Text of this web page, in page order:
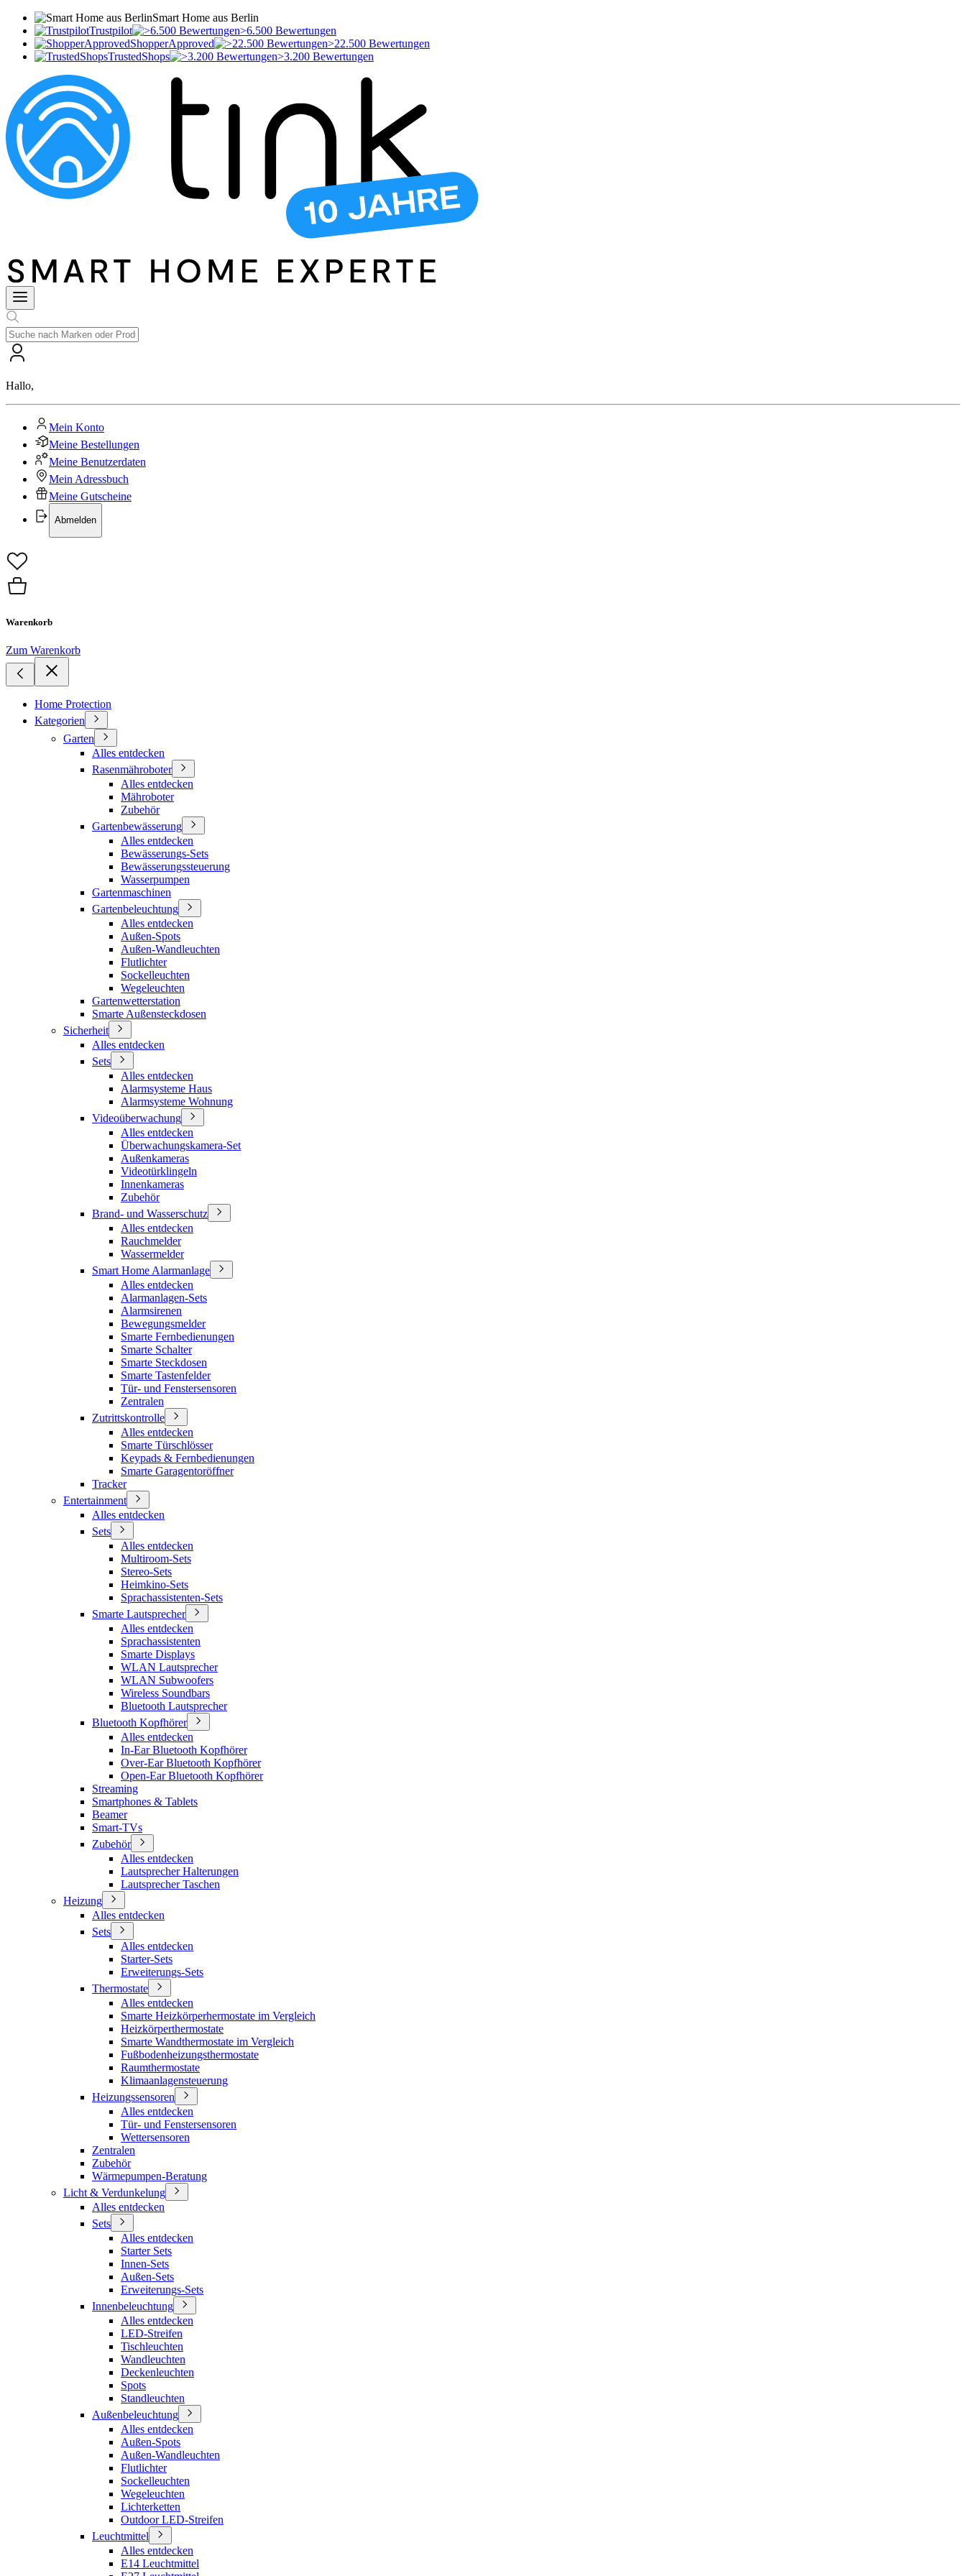
Smart Home aus Berlin
Trustpilot
>6.500 Bewertungen
ShopperApproved
>22.500 Bewertungen
TrustedShops
>3.200 Bewertungen
Hallo,
Mein Konto
Meine Bestellungen
Meine Benutzerdaten
Mein Adressbuch
Meine Gutscheine
Abmelden
Warenkorb
Zum Warenkorb
Home Protection
Kategorien
Garten
Alles entdecken
Rasenmähroboter
Alles entdecken
Mähroboter
Zubehör
Gartenbewässerung
Alles entdecken
Bewässerungs-Sets
Bewässerungssteuerung
Wasserpumpen
Gartenmaschinen
Gartenbeleuchtung
Alles entdecken
Außen-Spots
Außen-Wandleuchten
Flutlichter
Sockelleuchten
Wegeleuchten
Gartenwetterstation
Smarte Außensteckdosen
Sicherheit
Alles entdecken
Sets
Alles entdecken
Alarmsysteme Haus
Alarmsysteme Wohnung
Videoüberwachung
Alles entdecken
Überwachungskamera-Set
Außenkameras
Videotürklingeln
Innenkameras
Zubehör
Brand- und Wasserschutz
Alles entdecken
Rauchmelder
Wassermelder
Smart Home Alarmanlage
Alles entdecken
Alarmanlagen-Sets
Alarmsirenen
Bewegungsmelder
Smarte Fernbedienungen
Smarte Schalter
Smarte Steckdosen
Smarte Tastenfelder
Tür- und Fenstersensoren
Zentralen
Zutrittskontrolle
Alles entdecken
Smarte Türschlösser
Keypads & Fernbedienungen
Smarte Garagentoröffner
Tracker
Entertainment
Alles entdecken
Sets
Alles entdecken
Multiroom-Sets
Stereo-Sets
Heimkino-Sets
Sprachassistenten-Sets
Smarte Lautsprecher
Alles entdecken
Sprachassistenten
Smarte Displays
WLAN Lautsprecher
WLAN Subwoofers
Wireless Soundbars
Bluetooth Lautsprecher
Bluetooth Kopfhörer
Alles entdecken
In-Ear Bluetooth Kopfhörer
Over-Ear Bluetooth Kopfhörer
Open-Ear Bluetooth Kopfhörer
Streaming
Smartphones & Tablets
Beamer
Smart-TVs
Zubehör
Alles entdecken
Lautsprecher Halterungen
Lautsprecher Taschen
Heizung
Alles entdecken
Sets
Alles entdecken
Starter-Sets
Erweiterungs-Sets
Thermostate
Alles entdecken
Smarte Heizkörperhermostate im Vergleich
Heizkörperthermostate
Smarte Wandthermostate im Vergleich
Fußbodenheizungsthermostate
Raumthermostate
Klimaanlagensteuerung
Heizungssensoren
Alles entdecken
Tür- und Fenstersensoren
Wettersensoren
Zentralen
Zubehör
Wärmepumpen-Beratung
Licht & Verdunkelung
Alles entdecken
Sets
Alles entdecken
Starter Sets
Innen-Sets
Außen-Sets
Erweiterungs-Sets
Innenbeleuchtung
Alles entdecken
LED-Streifen
Tischleuchten
Wandleuchten
Deckenleuchten
Spots
Standleuchten
Außenbeleuchtung
Alles entdecken
Außen-Spots
Außen-Wandleuchten
Flutlichter
Sockelleuchten
Wegeleuchten
Lichterketten
Outdoor LED-Streifen
Leuchtmittel
Alles entdecken
E14 Leuchtmittel